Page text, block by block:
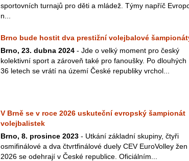
sportovních turnajů pro děti a mládež. Týmy napříč
n...
Brno bude hostit dva prestižní volejbalové
Brno, 23. dubna 2024 - Jde o velký moment pro český
kolektivní sport a zároveň také pro fanoušky. Po dlouhých
36 letech se vrátí na území České republiky vrchol...
V Brně se v roce 2026 uskuteční evropský šampionát
volejbalistek
Brno, 8. prosince 2023 - Utkání základní skupiny, čtyři
osmifinálové a dva čtvrtfinálové duely CEV EuroVolley žen
2026 se odehrají v České republice. Oficiálním...